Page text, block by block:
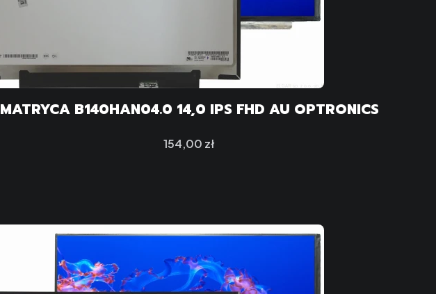
MATRYCA B140HAN04.0 14,0 IPS FHD AU OPTRONICS
Cena
154,00 zł